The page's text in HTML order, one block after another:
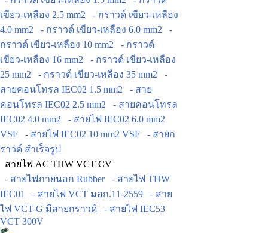
เขียว-เหลือง 2.5 mm2
- กราวด์ เขียว-เหลือง
4.0 mm2
- กราวด์ เขียว-เหลือง 6.0 mm2
-
กราวด์ เขียว-เหลือง 10 mm2
- กราวด์
เขียว-เหลือง 16 mm2
- กราวด์ เขียว-เหลือง
25 mm2
- กราวด์ เขียว-เหลือง 35 mm2
-
สายคอนโทรล IEC02 1.5 mm2
- สาย
คอนโทรล IEC02 2.5 mm2
- สายคอนโทรล
IEC02 4.0 mm2
- สายไฟ IEC02 6.0 mm2
VSF
- สายไฟ IEC02 10 mm2 VSF
- สายก
ราวด์ สำเร็จรูป
สายไฟ AC THW VCT CV
- สายไฟภายนอก Rubber
- สายไฟ THW
IEC01
- สายไฟ VCT มอก.11-2559
- สาย
ไฟ VCT-G มีสายกราวด์
- สายไฟ IEC53
VCT 300V